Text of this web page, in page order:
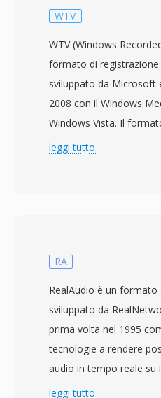
WTV
WTV (Windows
formato di registrazione
sviluppato da Microsoft
2008 con il Windows
Windows Vista. Il
per sostituire il
tracce audio multiple in
guida elettronica dei
protezione dalla copia.
una struttura di
le funzionalità di time-
Windows Media Center
leggi tutto
RA
RealAudio è un
sviluppato da
prima volta nel 1995
tecnologie a rendere
audio in tempo reale su
del modem dial-up,
leggi tutto